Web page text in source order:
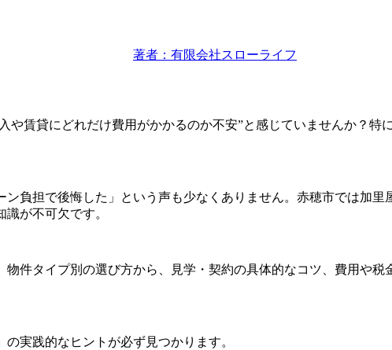
著者：有限会社スローライフ
や賃貸にどれだけ費用がかかるのか不安”と感じていませんか？
ン負担で後悔した」という声も少なくありません。赤穂市では加
が不可欠です。
件タイプ別の選び方から、見学・契約の具体的なコツ、費用や
実践的なヒントが必ず見つかります。